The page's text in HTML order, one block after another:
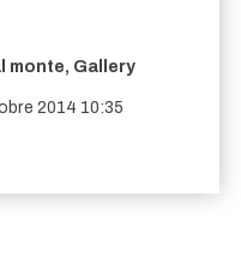
monte, Gallery
2014 10:35